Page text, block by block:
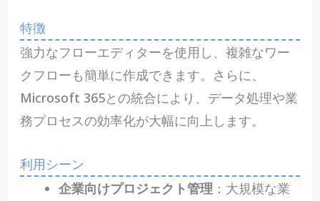
特徴
強力なフローエディターを使用し、複雑なワー
クフローも簡単に作成できます。さらに、
Microsoft 365との統合により、データ処理や業
務プロセスの効率化が大幅に向上します。
利用シーン
企業向けプロジェクト管理 ：大規模な業